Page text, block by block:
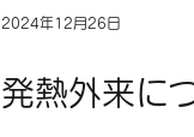
発熱外来に
2024年12月26日